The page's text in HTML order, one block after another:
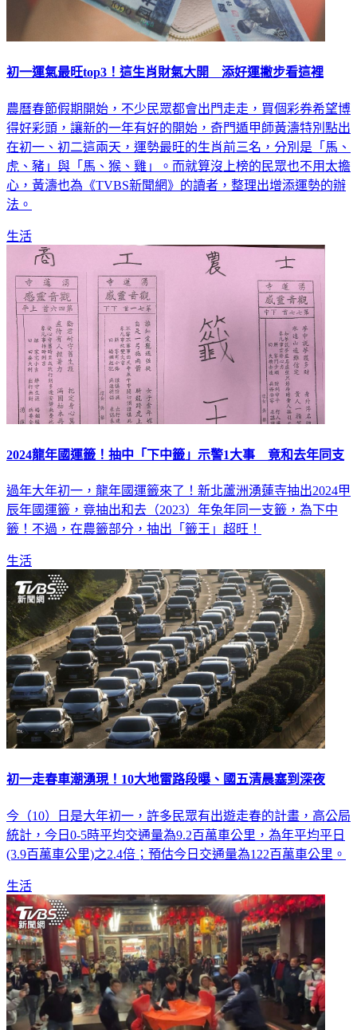
初一運氣最旺top3！這生肖財氣大開 添好運撇步看這裡
農曆春節假期開始，不少民眾都會出門走走，買個彩券希望博
得好彩頭，讓新的一年有好的開始，奇門遁甲師黃濤特別點出
在初一、初二這兩天，運勢最旺的生肖前三名，分別是「馬、
虎、豬」與「馬、猴、雞」。而就算沒上榜的民眾也不用太擔
心，黃濤也為《TVBS新聞網》的讀者，整理出增添運勢的辦
法。
生活
2024龍年國運籤！抽中「下中籤」示警1大事 竟和去年同支
過年大年初一，龍年國運籤來了！新北蘆洲湧蓮寺抽出2024甲
辰年國運籤，竟抽出和去（2023）年兔年同一支籤，為下中
籤！不過，在農籤部分，抽出「籤王」超旺！
生活
初一走春車潮湧現！10大地雷路段曝、國五清晨塞到深夜
今（10）日是大年初一，許多民眾有出遊走春的計畫，高公局
統計，今日0-5時平均交通量為9.2百萬車公里，為年平均平日
(3.9百萬車公里)之2.4倍；預估今日交通量為122百萬車公里。
生活